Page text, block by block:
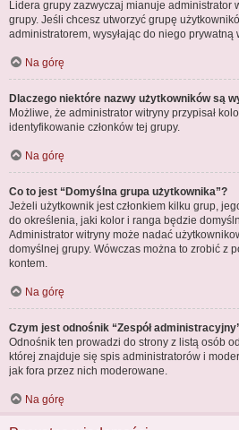
Lidera grupy zazwyczaj mianuje administrator
grupy. Jeśli chcesz utworzyć grupę
administratorem, wysyłając do niego prywatną
Na górę
Dlaczego niektóre nazwy użytkowników są
Możliwe, że administrator witryny przypisał
identyfikowanie członków tej grupy.
Na górę
Co to jest “Domyślna grupa użytkownika”?
Jeżeli użytkownik jest członkiem kilku grup,
do określenia, jaki kolor i ranga będzie
Administrator witryny może nadać
domyślnej grupy. Wówczas można to zrobić z
kontem.
Na górę
Czym jest odnośnik “Zespół
Odnośnik ten prowadzi do strony z listą osób
której znajduje się spis administratorów i
jak fora przez nich moderowane.
Na górę